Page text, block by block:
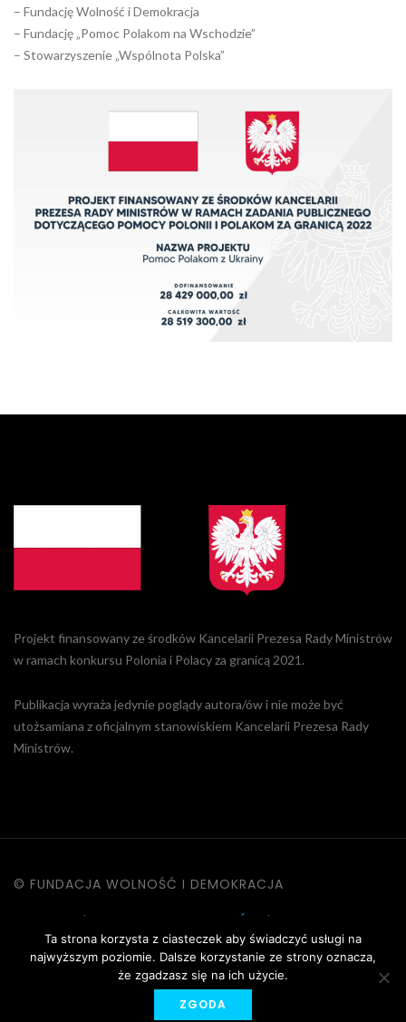
– Fundację Wolność i Demokracja
– Fundację „Pomoc Polakom na Wschodzie”
– Stowarzyszenie „Wspólnota Polska”
Projekt finansowany ze środków Kancelarii Prezesa Rady Ministrów
w ramach konkursu Polonia i Polacy za granicą 2021.
Publikacja wyraża jedynie poglądy autora/ów i nie może być
utożsamiana z oficjalnym stanowiskiem Kancelarii Prezesa Rady
Ministrów.
© FUNDACJA WOLNOŚĆ I DEMOKRACJA
| POLITYKA PRYWATNOŚCI |
REGULAMIN STRONY
Ta strona korzysta z ciasteczek aby świadczyć usługi na
najwyższym poziomie. Dalsze korzystanie ze strony oznacza,
że zgadzasz się na ich użycie.
ZGODA